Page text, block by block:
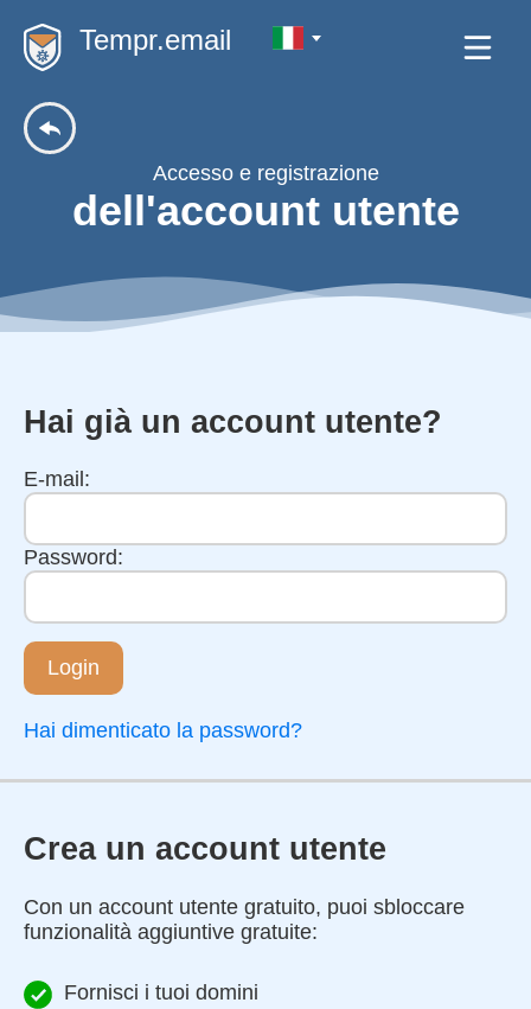
Tempr.email
Accesso e registrazione
dell'account utente
Hai già un account utente?
E-mail:
Password:
Login
Hai dimenticato la password?
Crea un account utente
Con un account utente gratuito, puoi sbloccare
funzionalità aggiuntive gratuite:
Fornisci i tuoi domini